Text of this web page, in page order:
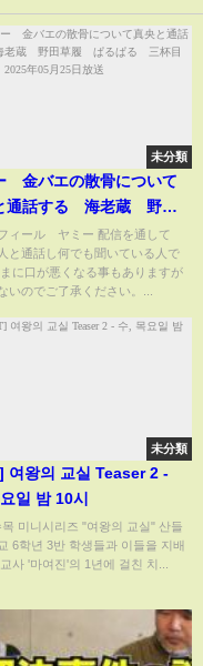
未分類
金バエの散骨について
通話する 海老蔵 野田
るぱる 三杯目ひか
年05月25日放送
ィール ヤミー 配信を通して
と通話し何でも聞いている人で
に口が悪くなる事もありますが
いのでご了承ください。...
未分類
여왕의 교실 Teaser 2 -
일 밤 10시
목 미니시리즈 "여왕의 교실" 산들
6학년 3반 학생들과 이들을 지배
사 '마여진'의 1년에 걸친 치...